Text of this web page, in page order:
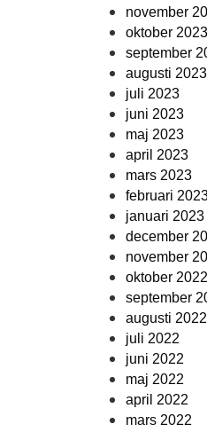
november
oktober 2023
september
augusti 2023
juli 2023
juni 2023
maj 2023
april 2023
mars 2023
februari
januari 2023
december
november
oktober 2022
september
augusti 2022
juli 2022
juni 2022
maj 2022
april 2022
mars 2022